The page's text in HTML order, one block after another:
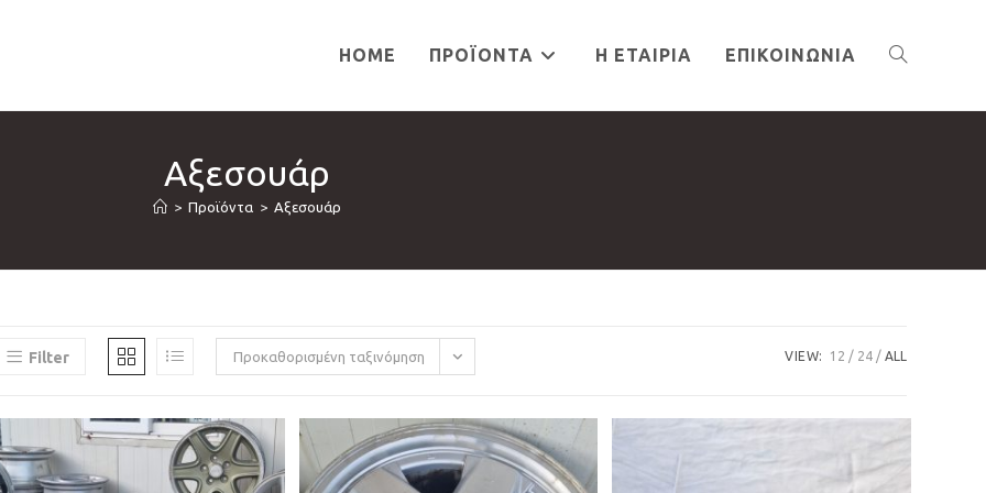
HOME ΠΡΟΪΌΝΤΑ Η ΕΤΑΙΡΊΑ ΕΠΙΚΟΙΝΩΝΊΑ TOGGLE
SEARCH
Αξεσουάρ
> Προϊόντα > Αξεσουάρ
Filter Προκαθορισμένη ταξινόμηση VIEW: 12 24 ALL